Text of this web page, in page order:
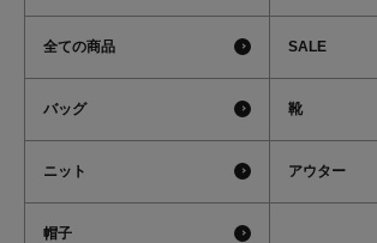
全ての商品 SALE
バッグ 靴
ニット アウター
帽子